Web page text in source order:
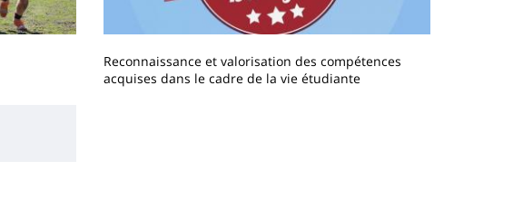
Reconnaissance et valorisation des compétences
acquises dans le cadre de la vie étudiante